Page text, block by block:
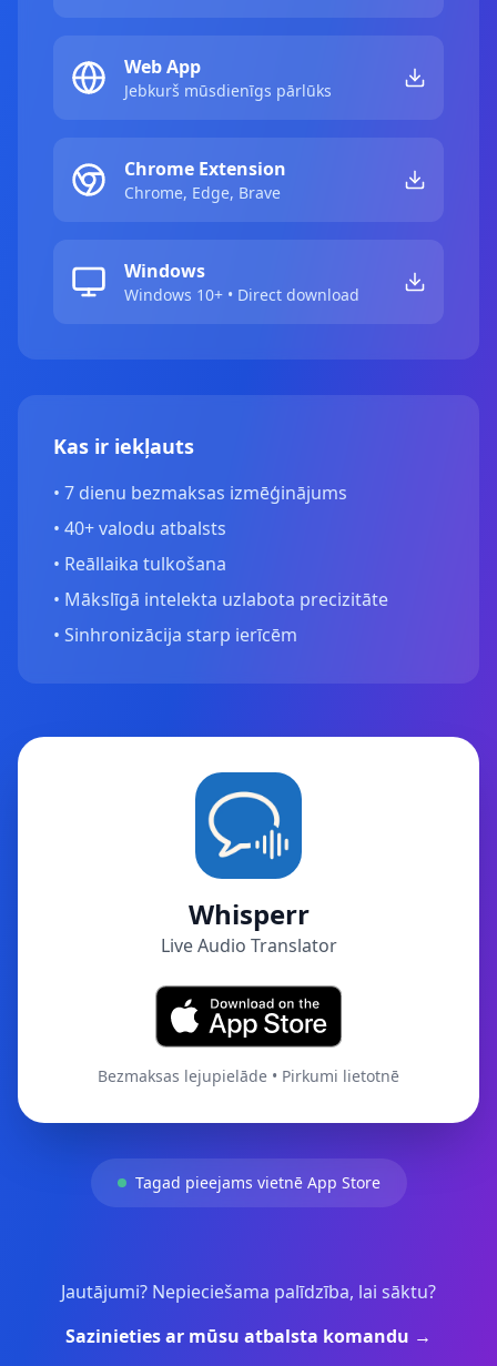
Web App
Jebkurš mūsdienīgs pārlūks
Chrome Extension
Chrome, Edge, Brave
Windows
Windows 10+ • Direct download
Kas ir iekļauts
• 7 dienu bezmaksas izmēģinājums
• 40+ valodu atbalsts
• Reāllaika tulkošana
• Mākslīgā intelekta uzlabota precizitāte
• Sinhronizācija starp ierīcēm
Whisperr
Live Audio Translator
Bezmaksas lejupielāde • Pirkumi lietotnē
Tagad pieejams vietnē App Store
Jautājumi? Nepieciešama palīdzība, lai sāktu?
Sazinieties ar mūsu atbalsta komandu →